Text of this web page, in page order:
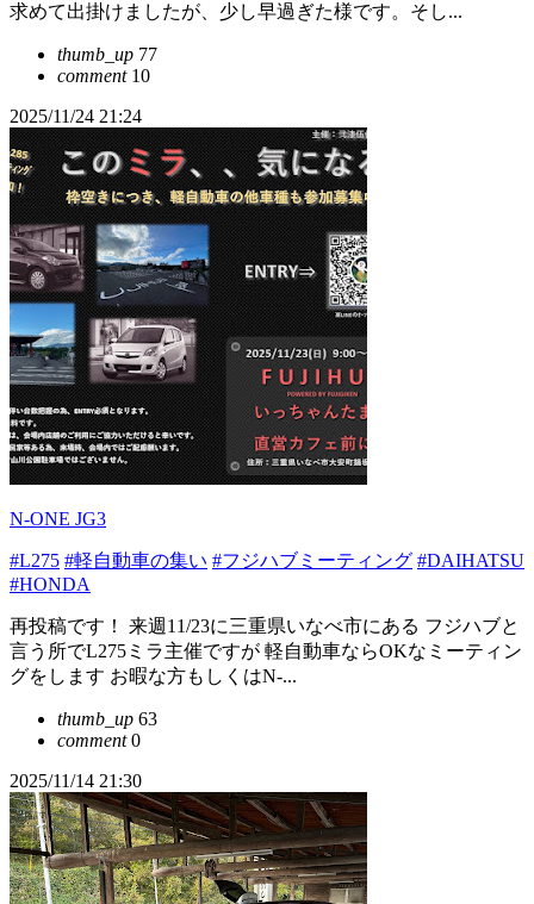
求めて出掛けましたが、少し早過ぎた様です。そし...
thumb_up 77
comment10
2025/11/24 21:24
N-ONE JG3
#L275 #軽自動車の集い #フジハブミーティング #DAIHATSU
#HONDA
再投稿です！ 来週11/23に三重県いなべ市にある フジハブと
言う所でL275ミラ主催ですが 軽自動車ならOKなミーティン
グをします お暇な方もしくはN-...
thumb_up 63
comment0
2025/11/14 21:30